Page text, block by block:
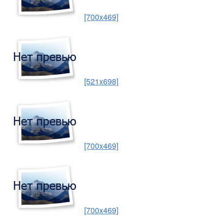
[700x469]
[521x698]
[700x469]
[700x469]